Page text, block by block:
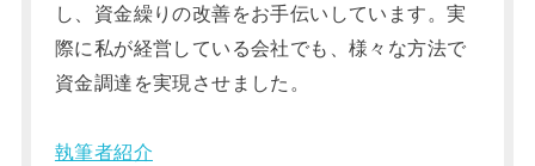
し、資金繰りの改善をお手伝いしています。実
際に私が経営している会社でも、様々な方法で
資金調達を実現させました。
執筆者紹介